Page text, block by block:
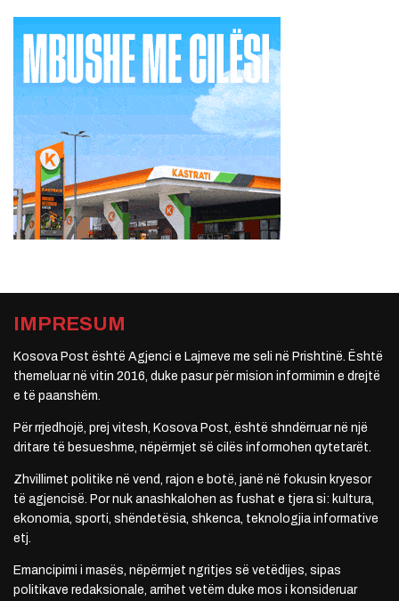
IMPRESUM
Kosova Post është Agjenci e Lajmeve me seli në Prishtinë. Është
themeluar në vitin 2016, duke pasur për mision informimin e drejtë
e të paanshëm.
Për rrjedhojë, prej vitesh, Kosova Post, është shndërruar në një
dritare të besueshme, nëpërmjet së cilës informohen qytetarët.
Zhvillimet politike në vend, rajon e botë, janë në fokusin kryesor
të agjencisë. Por nuk anashkalohen as fushat e tjera si: kultura,
ekonomia, sporti, shëndetësia, shkenca, teknologjia informative
etj.
Emancipimi i masës, nëpërmjet ngritjes së vetëdijes, sipas
politikave redaksionale, arrihet vetëm duke mos i konsideruar